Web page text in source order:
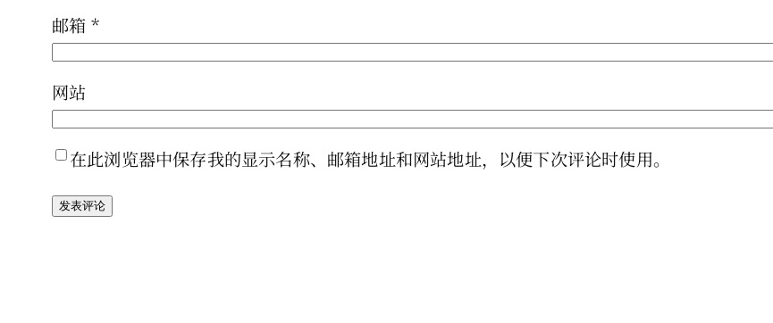
邮箱 *
网站
在此浏览器中保存我的显示名称、邮箱地址和网站地址，以便下次评论时使用。